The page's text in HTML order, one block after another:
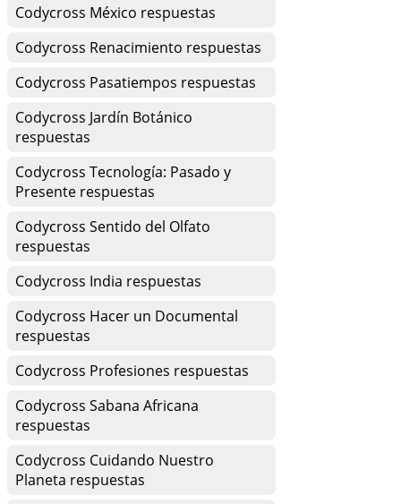
Codycross México respuestas
Codycross Renacimiento respuestas
Codycross Pasatiempos respuestas
Codycross Jardín Botánico
respuestas
Codycross Tecnología: Pasado y
Presente respuestas
Codycross Sentido del Olfato
respuestas
Codycross India respuestas
Codycross Hacer un Documental
respuestas
Codycross Profesiones respuestas
Codycross Sabana Africana
respuestas
Codycross Cuidando Nuestro
Planeta respuestas